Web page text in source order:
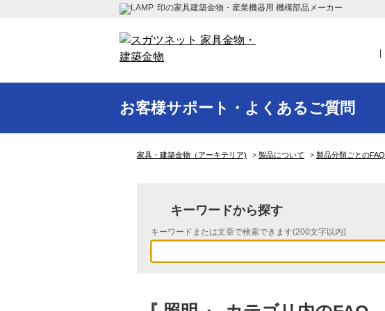
印の家具建築金物・産業機器用 機構部品メーカー
お客様サポート・よくあるご質問
家具・建築金物（アーキテリア) > 製品について > 製品分類ごとのFAQ
キーワードから探す
キーワードまたは文章で検索できます(200文字以内)